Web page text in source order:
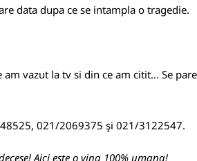
data dupa ce se intampla o tragedie.
vazut la tv si din ce am citit... Se
021/2069375 şi 021/3122547.
Aici este o vina 100% umana!